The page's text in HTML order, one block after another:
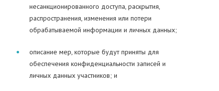
несанкционированного доступа, раскрытия,
распространения, изменения или потери
обрабатываемой информации и личных данных;
описание мер, которые будут приняты для
обеспечения конфиденциальности записей и
личных данных участников; и